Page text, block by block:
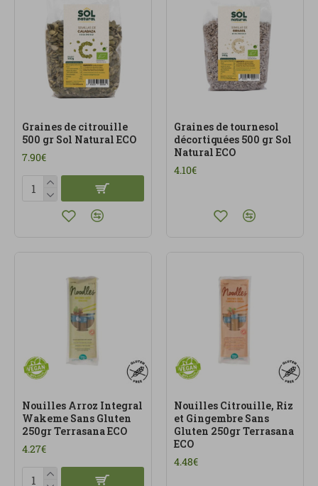
Graines de citrouille
500 gr Sol Natural ECO
7.90€
Graines de tournesol
décortiquées 500 gr Sol
Natural ECO
4.10€
Nouilles Arroz Integral
Wakeme Sans Gluten
250gr Terrasana ECO
4.27€
Nouilles Citrouille, Riz
et Gingembre Sans
Gluten 250gr Terrasana
ECO
4.48€